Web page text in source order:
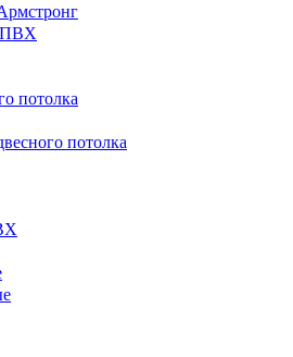
ПВХ
потолка
потолка